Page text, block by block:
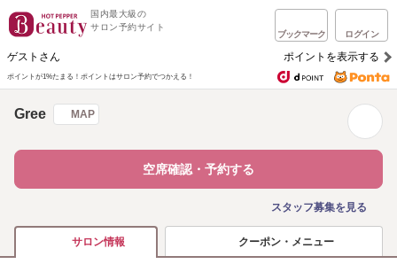
国内最大級の
サロン予約サイト
ブックマーク ログイン
ゲストさん ポイントを表示する
ポイントが1%たまる！ ポイントはサロン予約でつかえる！
Gree MAP
空席確認・予約する
スタッフ募集を見る
サロン情報 クーポン・メニュー